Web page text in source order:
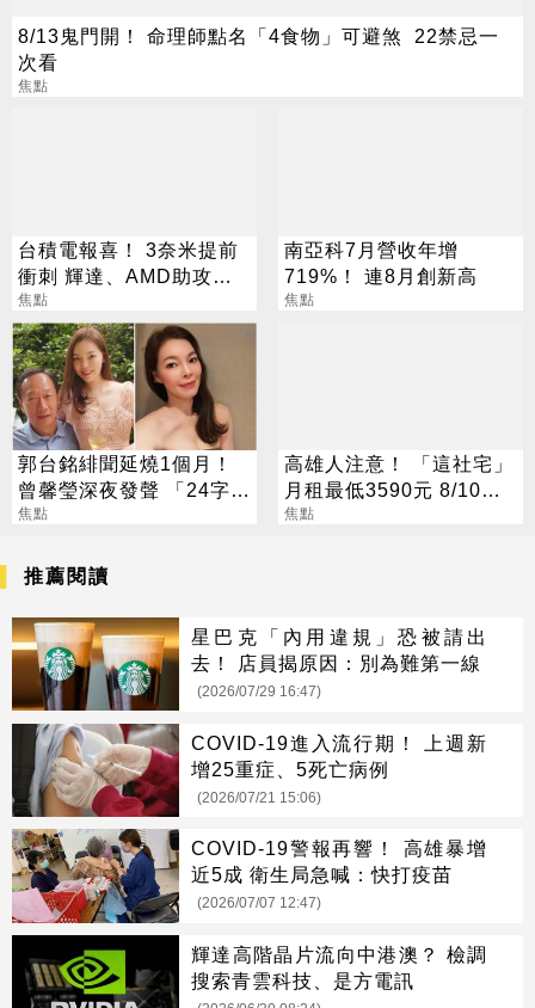
8/13鬼門開！ 命理師點名「4食物」可避煞 22禁忌一
次看
焦點
台積電報喜！ 3奈米提前
衝刺 輝達、AMD助攻下
半年業績
焦點
南亞科7月營收年增
719%！ 連8月創新高
焦點
郭台銘緋聞延燒1個月！
曾馨瑩深夜發聲 「24字」
吐盡最心繫的事
焦點
高雄人注意！ 「這社宅」
月租最低3590元 8/10起
放申請
焦點
推薦閱讀
星巴克「內用違規」恐被請出
去！ 店員揭原因：別為難第一線
(2026/07/29 16:47)
COVID-19進入流行期！ 上週新
增25重症、5死亡病例
(2026/07/21 15:06)
COVID-19警報再響！ 高雄暴增
近5成 衛生局急喊：快打疫苗
(2026/07/07 12:47)
輝達高階晶片流向中港澳？ 檢調
搜索青雲科技、是方電訊